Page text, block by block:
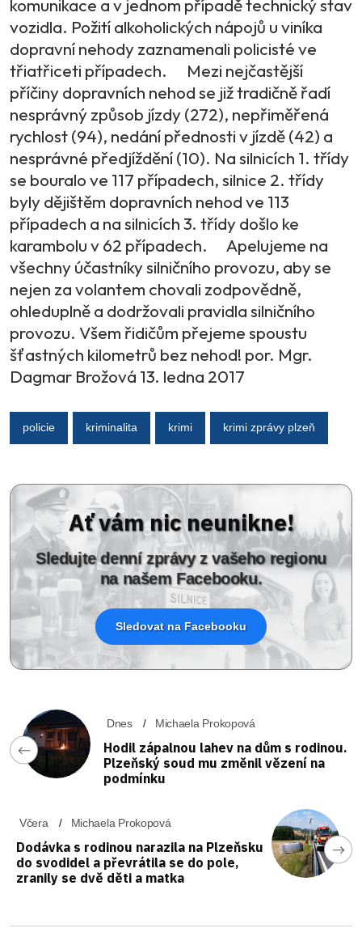
komunikace a v jednom případě technický stav
vozidla. Požití alkoholických nápojů u viníka
dopravní nehody zaznamenali policisté ve
třiatřiceti případech. Mezi nejčastější
příčiny dopravních nehod se již tradičně řadí
nesprávný způsob jízdy (272), nepřiměřená
rychlost (94), nedání přednosti v jízdě (42) a
nesprávné předjíždění (10). Na silnicích 1. třídy
se bouralo ve 117 případech, silnice 2. třídy
byly dějištěm dopravních nehod ve 113
případech a na silnicích 3. třídy došlo ke
karambolu v 62 případech. Apelujeme na
všechny účastníky silničního provozu, aby se
nejen za volantem chovali zodpovědně,
ohleduplně a dodržovali pravidla silničního
provozu. Všem řidičům přejeme spoustu
šťastných kilometrů bez nehod! por. Mgr.
Dagmar Brožová 13. ledna 2017
policie kriminalita krimi krimi zprávy plzeň
Ať vám nic neunikne!
Sledujte denní zprávy z vašeho regionu
na našem Facebooku.
Sledovat na Facebooku
Dnes Michaela Prokopová
Hodil zápalnou lahev na dům s rodinou.
Plzeňský soud mu změnil vězení na
podmínku
Včera Michaela Prokopová
Dodávka s rodinou narazila na Plzeňsku
do svodidel a převrátila se do pole,
zranily se dvě děti a matka